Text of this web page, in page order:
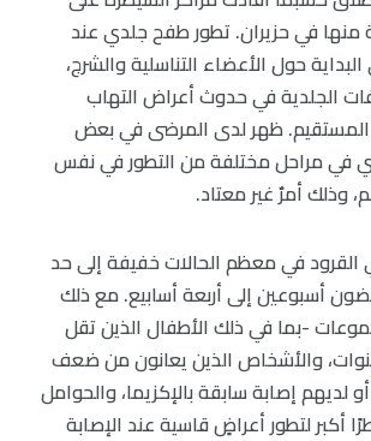
منها في حزيران. تطور طفح جلدي عند
حول الأعضاء التناسلية والشرج،
الجلدية في حدوث أعراض التهاب
ظهر لدى المرضى في بعض
في مراحل مختلفة من التطور في نفس
وذلك أمرٌ غير معتاد.
في معظم الحالات خفيفة إلى حد
أسبوعين إلى أربعة أسابيع. مع ذلك
-بما في ذلك الأطفال الذين تقل
عن 8 سنوات، والأشخاص الذين يعانون من ضعف
لديهم إصابة سابقة بالإكزيما، والحوامل
أكبر لتطور أعراضٍ قاسية عند الإصابة